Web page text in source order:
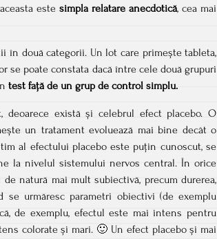
estesimpla relatare anecdotică, cea mai
în două categorii. Un lot care primește tableta,
se poate constata dacă între cele două grupuri
test față de un grup de control simplu.
există și celebrul efect placebo. O
un tratament evoluează mai bine decât o
al efectului placebo este puțin cunoscut, se
la nivelul sistemului nervos central. În orice
natură mai mult subiectivă, precum durerea,
urmăresc parametri obiectivi (de exemplu
de exemplu, efectul este mai intens pentru
colorate și mari. 🙂 Un efect placebo și mai